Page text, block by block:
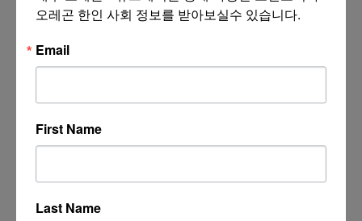
오레곤 한인 사회 정보를 받아보실수 있습니다.
Email
First Name
Last Name